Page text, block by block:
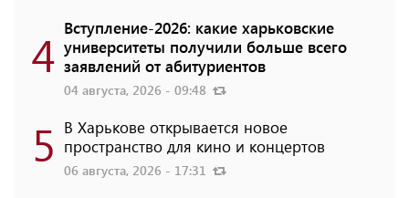
4 Вступление-2026: какие харьковские
университеты получили больше всего
заявлений от абитуриентов
04 августа, 2026 - 09:48
5 В Харькове открывается новое
пространство для кино и концертов
06 августа, 2026 - 17:31